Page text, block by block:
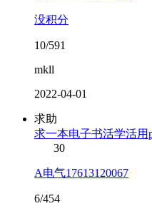
没积分
10/591
mkll
2022-04-01
求助
求一本电子书活学活用
30
A电气17613120067
6/454